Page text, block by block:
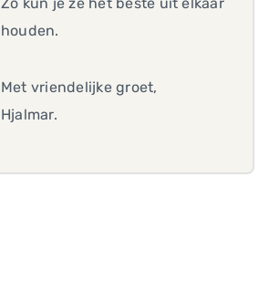
houden.
Met vriendelijke groet,
Hjalmar.